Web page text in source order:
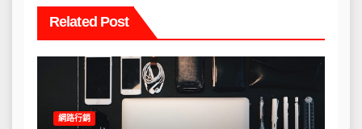
Related Post
網路行銷